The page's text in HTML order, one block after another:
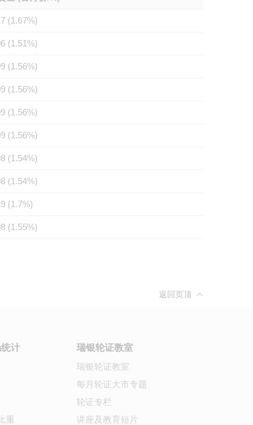
(1.67%)
(1.51%)
(1.56%)
(1.56%)
(1.56%)
(1.56%)
(1.54%)
(1.54%)
(1.7%)
(1.55%)
返回页顶
计
重
瑞银轮证教室
瑞银轮证教室
每月轮证大市专题
轮证专栏
讲座及教育短片